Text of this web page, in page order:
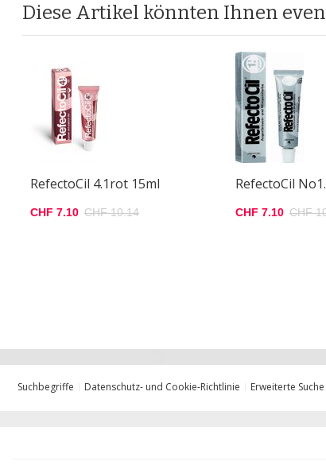
Diese Artikel könnten Ihnen
RefectoCil 4.1rot 15ml
CHF 7.10 CHF 10.14
RefectoCil
CHF 7.10 CHF
Suchbegriffe Datenschutz- und Cookie-Richtlinie Erweiterte Suche